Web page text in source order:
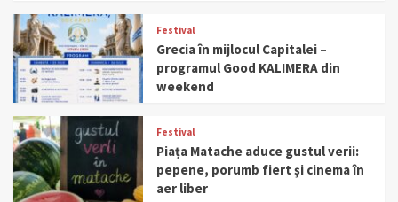
Festival
Grecia în mijlocul Capitalei –
programul Good KALIMERA din
weekend
Festival
Piața Matache aduce gustul verii:
pepene, porumb fiert și cinema în
aer liber